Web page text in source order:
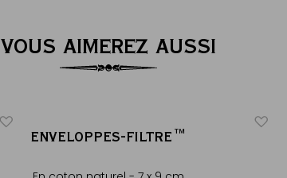
VOUS AIMEREZ AUSSI
ENVELOPPES-FILTRE™